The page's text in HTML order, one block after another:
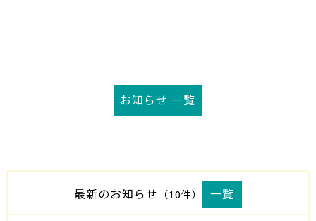
お知らせ 一覧
最新のお知らせ （10件） 一覧